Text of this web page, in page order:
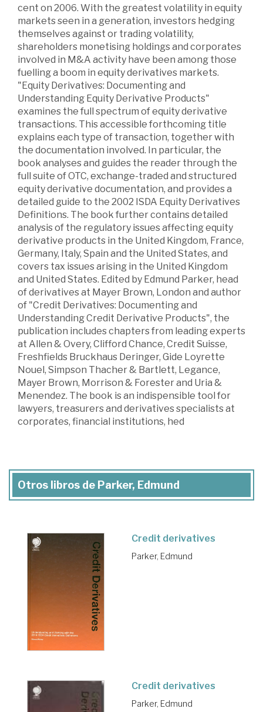
cent on 2006. With the greatest volatility in equity
markets seen in a generation, investors hedging
themselves against or trading volatility,
shareholders monetising holdings and corporates
involved in M&A activity have been among those
fuelling a boom in equity derivatives markets.
"Equity Derivatives: Documenting and
Understanding Equity Derivative Products"
examines the full spectrum of equity derivative
transactions. This accessible forthcoming title
explains each type of transaction, together with
the documentation involved. In particular, the
book analyses and guides the reader through the
full suite of OTC, exchange-traded and structured
equity derivative documentation, and provides a
detailed guide to the 2002 ISDA Equity Derivatives
Definitions. The book further contains detailed
analysis of the regulatory issues affecting equity
derivative products in the United Kingdom, France,
Germany, Italy, Spain and the United States, and
covers tax issues arising in the United Kingdom
and United States. Edited by Edmund Parker, head
of derivatives at Mayer Brown, London and author
of "Credit Derivatives: Documenting and
Understanding Credit Derivative Products", the
publication includes chapters from leading experts
at Allen & Overy, Clifford Chance, Credit Suisse,
Freshfields Bruckhaus Deringer, Gide Loyrette
Nouel, Simpson Thacher & Bartlett, Legance,
Mayer Brown, Morrison & Forester and Uria &
Menendez. The book is an indispensible tool for
lawyers, treasurers and derivatives specialists at
corporates, financial institutions, hed
Otros libros de Parker, Edmund
Credit derivatives
Parker, Edmund
Credit derivatives
Parker, Edmund